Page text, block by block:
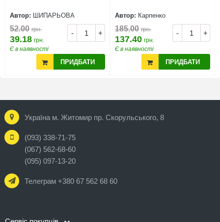
Автор: ШИПАРЬОВА
- +
52.00 грн.
39.18 грн.
Є в наявності
ПРИДБАТИ
Автор: Карпенко
- +
185.00 грн.
137.40 грн.
Є в наявності
ПРИДБАТИ
Україна м. Житомир пр. Скорульського, 8
(093) 338-71-75
(067) 562-68-60
(095) 097-13-20
Телеграм +380 67 562 68 60